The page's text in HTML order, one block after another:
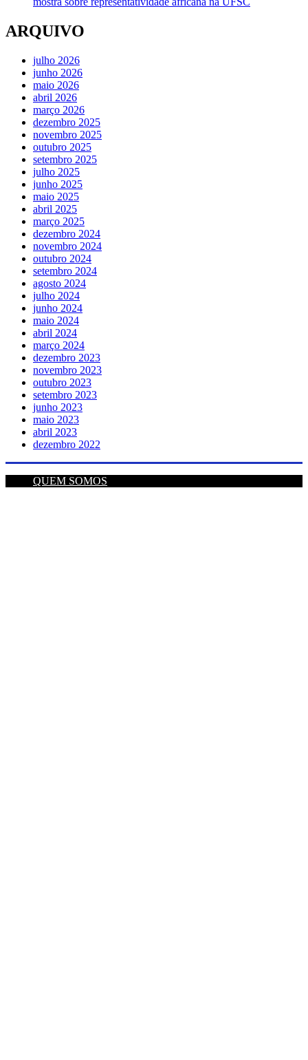
ARQUIVO
julho 2026
junho 2026
maio 2026
abril 2026
março 2026
dezembro 2025
novembro 2025
outubro 2025
setembro 2025
julho 2025
junho 2025
maio 2025
abril 2025
março 2025
dezembro 2024
novembro 2024
outubro 2024
setembro 2024
agosto 2024
julho 2024
junho 2024
maio 2024
abril 2024
março 2024
dezembro 2023
novembro 2023
outubro 2023
setembro 2023
junho 2023
maio 2023
abril 2023
dezembro 2022
QUEM SOMOS